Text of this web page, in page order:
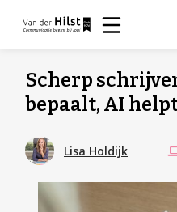
Scherp
bepaalt, AI
Lisa Holdijk